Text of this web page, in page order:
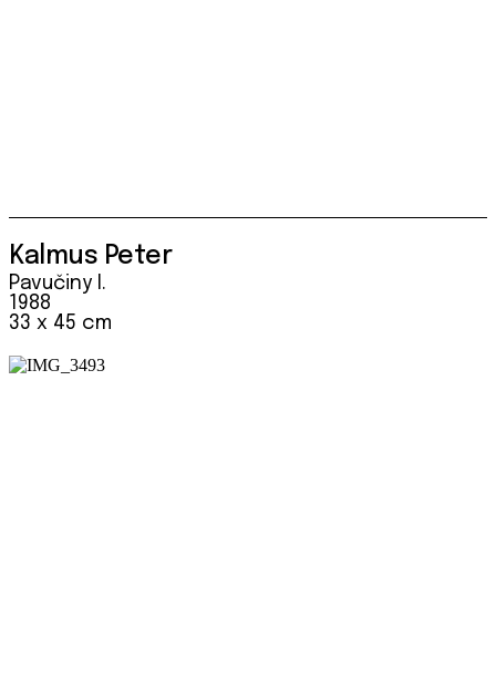
Kalmus Peter
Pavučiny I.
1988
33 x 45 cm